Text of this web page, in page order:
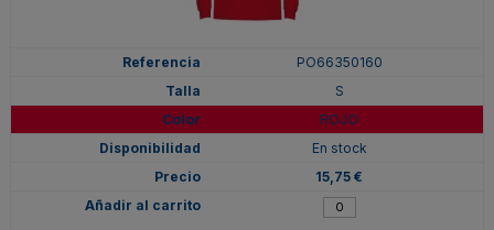
PO66350160
S
ROJO
En stock
15,75 €